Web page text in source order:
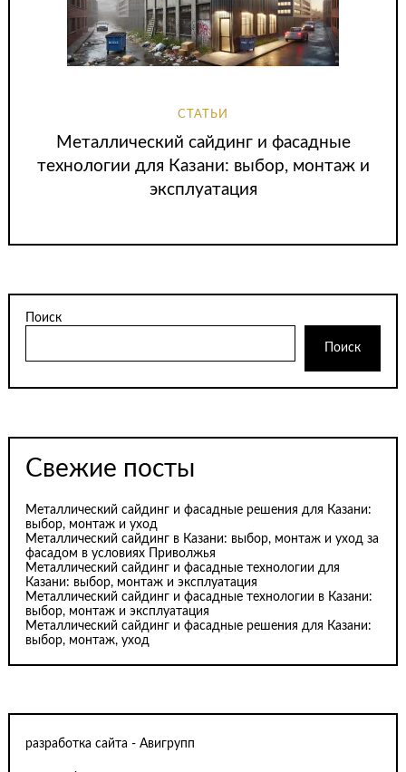
СТАТЬИ
Металлический сайдинг и фасадные
технологии для Казани: выбор, монтаж и
эксплуатация
Поиск
Поиск
Свежие посты
Металлический сайдинг и фасадные решения для Казани:
выбор, монтаж и уход
Металлический сайдинг в Казани: выбор, монтаж и уход за
фасадом в условиях Приволжья
Металлический сайдинг и фасадные технологии для
Казани: выбор, монтаж и эксплуатация
Металлический сайдинг и фасадные технологии в Казани:
выбор, монтаж и эксплуатация
Металлический сайдинг и фасадные решения для Казани:
выбор, монтаж, уход
разработка сайта - Авигрупп